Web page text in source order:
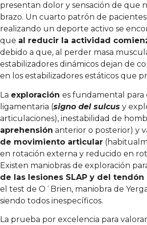
presentan dolor y sensación de que
brazo. Un cuarto patrón de
realizando un deporte activo se
que al reducir la actividad
debido a que, al perder masa
estabilizadores dinámicos dejan de
en los estabilizadores estáticos que
La exploración es fundamental para
ligamentaria (signo del sulcus y
articulaciones), inestabilidad de
aprehensión anterior o posterior) y
de movimiento articular
en rotación externa y reducido en
Existen maniobras de exploración
de las lesiones SLAP y del
el test de O´Brien, maniobra de
siendo todos inespecíficos.
La prueba por excelencia para